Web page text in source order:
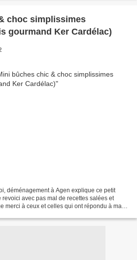
choc simplissimes
gourmand Ker Cardélac)
déménagement à Agen explique ce petit
revoici avec pas mal de recettes salées et
merci à ceux et celles qui ont répondu à ma